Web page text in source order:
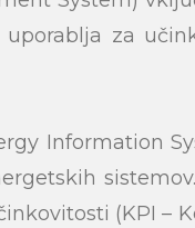
za
Information
(KPI –